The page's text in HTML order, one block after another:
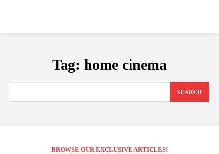
Tag: home cinema
SEARCH
BROWSE OUR EXCLUSIVE ARTICLES!